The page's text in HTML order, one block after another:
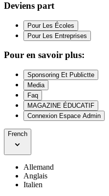
Deviens part
Pour Les Écoles
Pour Les Entreprises
Pour en savoir plus:
Sponsoring Et Publictte
Media
Faq
MAGAZINE ÉDUCATIF
Connexion Espace Admin
French
Allemand
Anglais
Italien